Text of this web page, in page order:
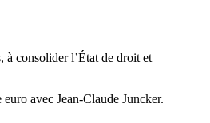
à consolider l’État de droit et
avec Jean-Claude Juncker.